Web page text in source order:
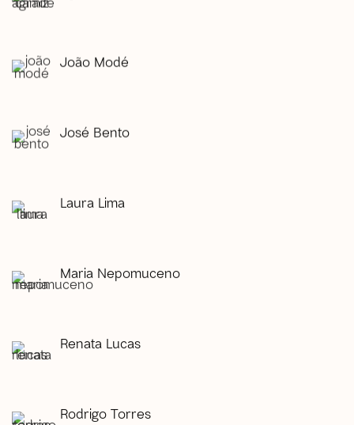
João Modé
José Bento
Laura Lima
Maria Nepomuceno
Renata Lucas
Rodrigo Torres